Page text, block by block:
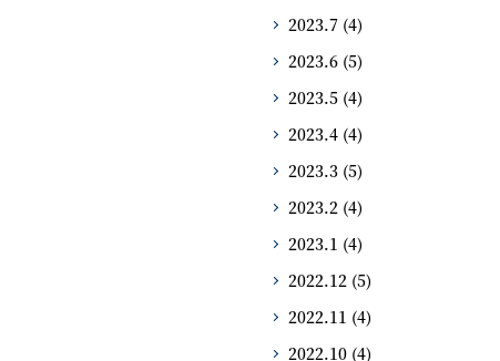
2023.7 (4)
2023.6 (5)
2023.5 (4)
2023.4 (4)
2023.3 (5)
2023.2 (4)
2023.1 (4)
2022.12 (5)
2022.11 (4)
2022.10 (4)